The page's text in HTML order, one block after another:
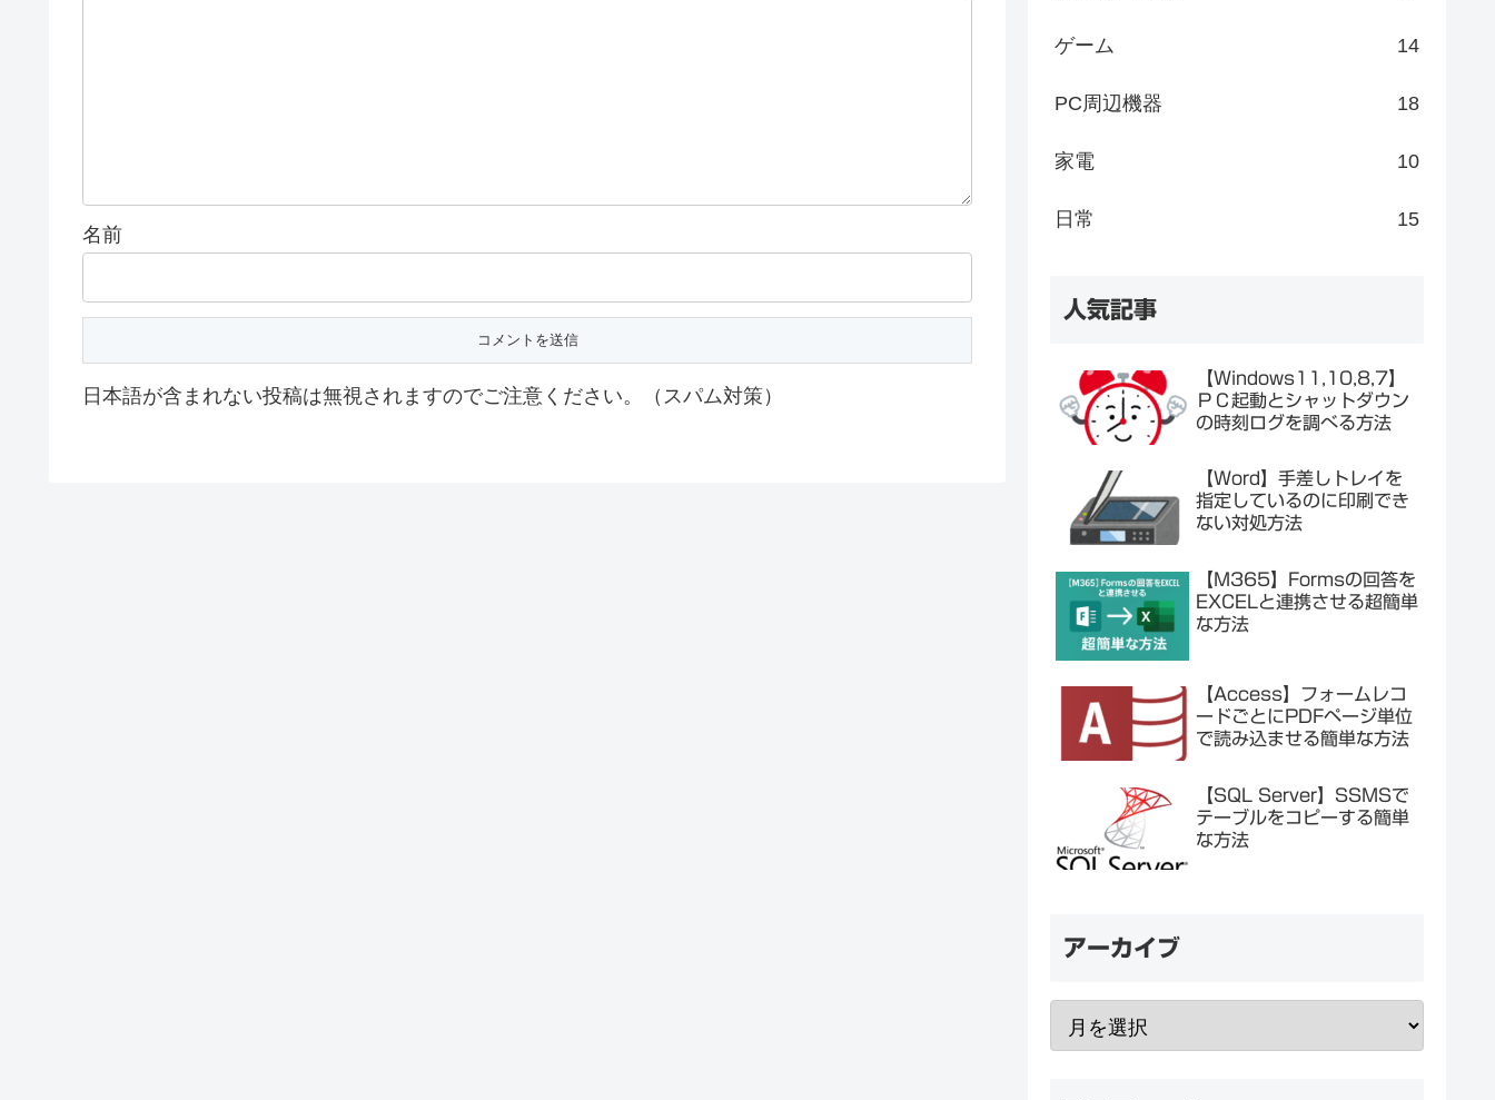
名前
日本語が含まれない投稿は無視されますのでご注意ください。（スパム対策）
ゲーム 14
PC周辺機器 18
家電 10
日常 15
人気記事
【Windows11,10,8,7】
ＰＣ起動とシャットダウン
の時刻ログを調べる方法
【Word】手差しトレイを
指定しているのに印刷でき
ない対処方法
【M365】Formsの回答を
EXCELと連携させる超簡単
な方法
【Access】フォームレコ
ードごとにPDFページ単位
で読み込ませる簡単な方法
【SQL Server】SSMSで
テーブルをコピーする簡単
な方法
アーカイブ